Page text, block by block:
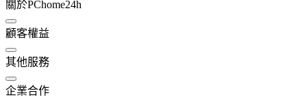
關於PChome24h
顧客權益
其他服務
企業合作